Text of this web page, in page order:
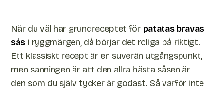
När du väl har grundreceptet för patatas bravas
såsi ryggmärgen, då börjar det roliga på riktigt.
Ett klassiskt recept är en suverän utgångspunkt,
men sanningen är att den allra bästa såsen är
den som du själv tycker är godast. Så varför inte